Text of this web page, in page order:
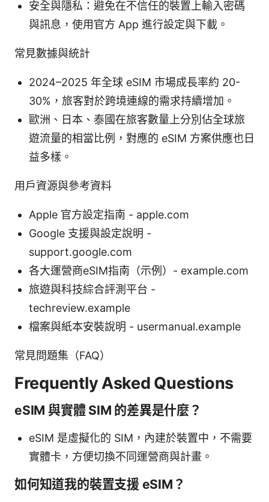
安全與隱私：避免在不信任的裝置上輸入密碼
與訊息，使用官方 App 進行設定與下載。
常見數據與統計
2024–2025 年全球 eSIM 市場成長率約 20-
30%，旅客對於跨境連線的需求持續增加。
歐洲、日本、泰國在旅客數量上分別佔全球旅
遊流量的相當比例，對應的 eSIM 方案供應也日
益多樣。
用戶資源與參考資料
Apple 官方設定指南 - apple.com
Google 支援與設定說明 -
support.google.com
各大運營商eSIM指南（示例）- example.com
旅遊與科技綜合評測平台 -
techreview.example
檔案與紙本安裝說明 - usermanual.example
常見問題集（FAQ）
Frequently Asked Questions
eSIM 與實體 SIM 的差異是什麼？
eSIM 是虛擬化的 SIM，內建於裝置中，不需要
實體卡，方便切換不同運營商與計畫。
如何知道我的裝置支援 eSIM？